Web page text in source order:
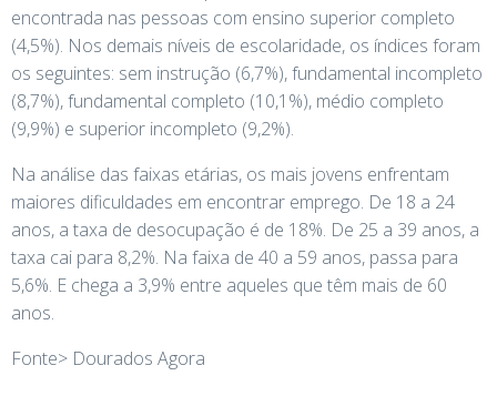
encontrada nas pessoas com ensino superior completo
(4,5%). Nos demais níveis de escolaridade, os índices foram
os seguintes: sem instrução (6,7%), fundamental incompleto
(8,7%), fundamental completo (10,1%), médio completo
(9,9%) e superior incompleto (9,2%).
Na análise das faixas etárias, os mais jovens enfrentam
maiores dificuldades em encontrar emprego. De 18 a 24
anos, a taxa de desocupação é de 18%. De 25 a 39 anos, a
taxa cai para 8,2%. Na faixa de 40 a 59 anos, passa para
5,6%. E chega a 3,9% entre aqueles que têm mais de 60
anos.
Fonte> Dourados Agora